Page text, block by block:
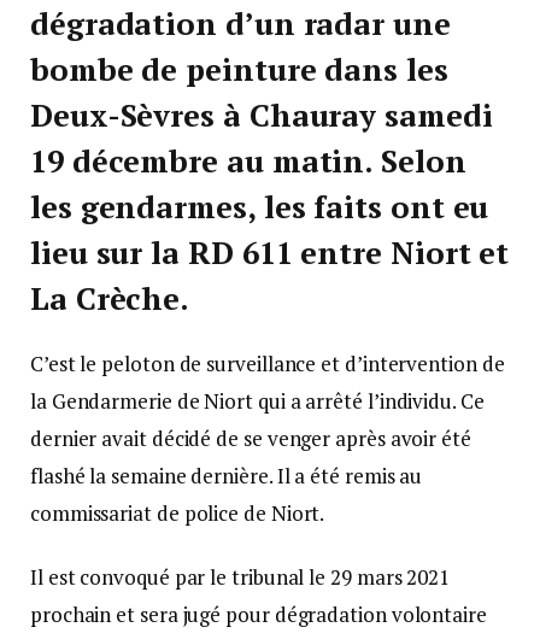
dégradation d’un radar une
bombe de peinture dans les
Deux-Sèvres à Chauray samedi
19 décembre au matin. Selon
les gendarmes, les faits ont eu
lieu sur la RD 611 entre Niort et
La Crèche.
C’est le peloton de surveillance et d’intervention de
la Gendarmerie de Niort qui a arrêté l’individu. Ce
dernier avait décidé de se venger après avoir été
flashé la semaine dernière. Il a été remis au
commissariat de police de Niort.
Il est convoqué par le tribunal le 29 mars 2021
prochain et sera jugé pour dégradation volontaire